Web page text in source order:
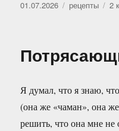
Опубликовано
01.07.2026 Рубрики
рецепты 2
Я думал, что я знаю,
(она же «чаман», она
решить, что она мне не